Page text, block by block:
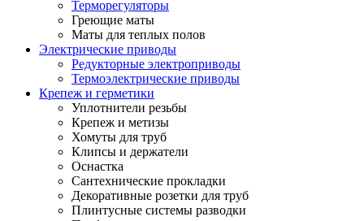
Терморегуляторы
Греющие маты
Маты для теплых полов
Электрические приводы
Редукторные электроприводы
Термоэлектрические приводы
Крепеж и герметики
Уплотнители резьбы
Крепеж и метизы
Хомуты для труб
Клипсы и держатели
Оснастка
Сантехнические прокладки
Декоративные розетки для труб
Плинтусные системы разводки